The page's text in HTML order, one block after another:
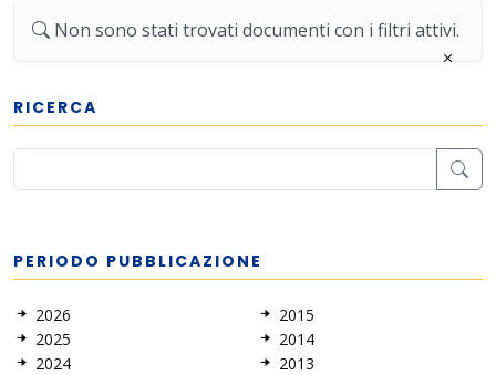
Non sono stati trovati documenti con i filtri attivi.
RICERCA
PERIODO PUBBLICAZIONE
2026
2025
2024
2015
2014
2013